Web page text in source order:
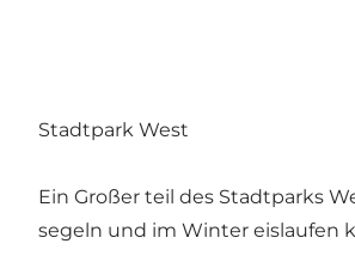
Stadtpark West
Ein Großer teil des Stadtparks
segeln und im Winter eislaufen